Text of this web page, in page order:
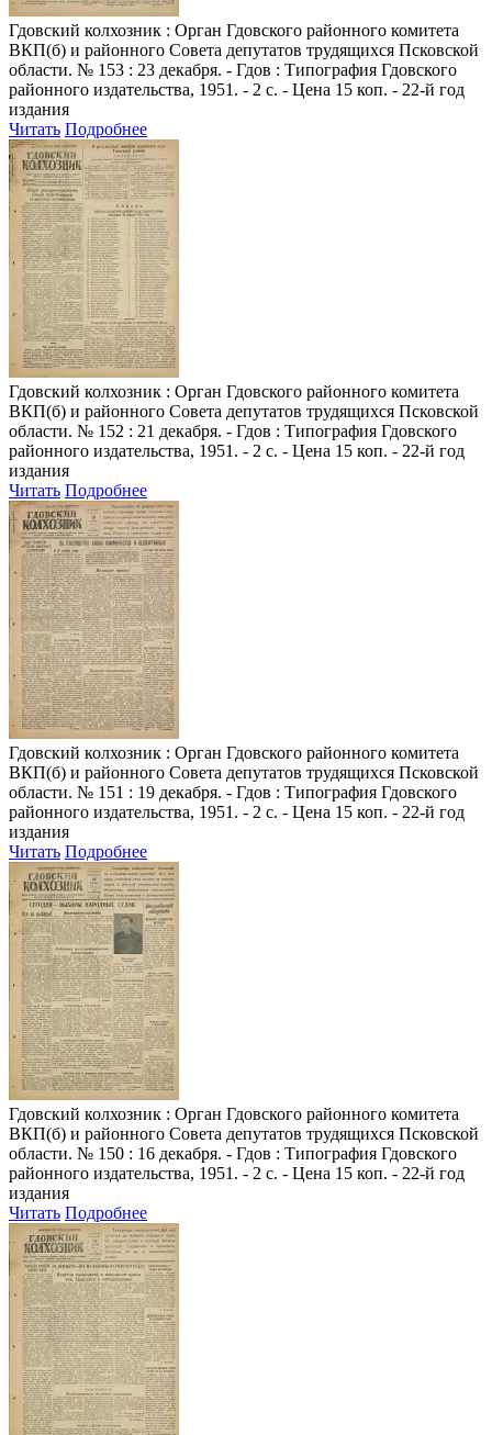
Гдовский колхозник : Орган Гдовского районного комитета
ВКП(б) и районного Совета депутатов трудящихся Псковской
области. № 153 : 23 декабря. - Гдов : Типография Гдовского
районного издательства, 1951. - 2 с. - Цена 15 коп. - 22-й год
издания
Читать Подробнее
Гдовский колхозник : Орган Гдовского районного комитета
ВКП(б) и районного Совета депутатов трудящихся Псковской
области. № 152 : 21 декабря. - Гдов : Типография Гдовского
районного издательства, 1951. - 2 с. - Цена 15 коп. - 22-й год
издания
Читать Подробнее
Гдовский колхозник : Орган Гдовского районного комитета
ВКП(б) и районного Совета депутатов трудящихся Псковской
области. № 151 : 19 декабря. - Гдов : Типография Гдовского
районного издательства, 1951. - 2 с. - Цена 15 коп. - 22-й год
издания
Читать Подробнее
Гдовский колхозник : Орган Гдовского районного комитета
ВКП(б) и районного Совета депутатов трудящихся Псковской
области. № 150 : 16 декабря. - Гдов : Типография Гдовского
районного издательства, 1951. - 2 с. - Цена 15 коп. - 22-й год
издания
Читать Подробнее